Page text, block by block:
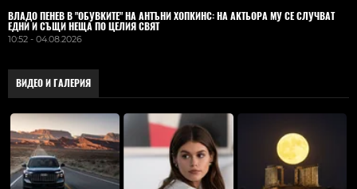
ВЛАДO ПЕНЕВ В "ОБУВКИТЕ" НА АНТЪНИ ХОПКИНС: НА АКТЬОРА МУ СЕ СЛУЧВАТ
ЕДНИ И СЪЩИ НЕЩА ПО ЦЕЛИЯ СВЯТ
10:52 - 04.08.2026
ВИДЕО И ГАЛЕРИЯ